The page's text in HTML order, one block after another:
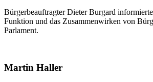
Bürgerbeauftragter Dieter Burgard
Funktion und das Zusammenwirken von
Parlament.
Martin Haller